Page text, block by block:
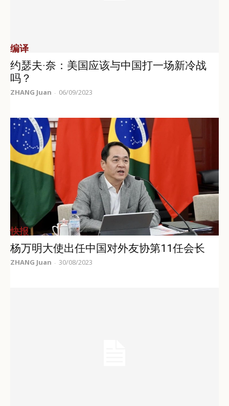
编译
约瑟夫·奈：美国应该与中国打一场新冷战
吗？
ZHANG Juan - 06/09/2023
快报
杨万明大使出任中国对外友协第11任会长
ZHANG Juan - 30/08/2023